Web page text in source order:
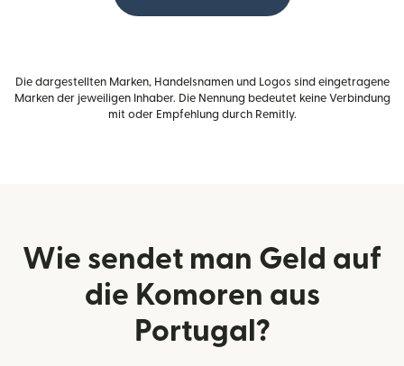
Die dargestellten Marken, Handelsnamen und Logos sind eingetragene
Marken der jeweiligen Inhaber. Die Nennung bedeutet keine Verbindung
mit oder Empfehlung durch Remitly.
Wie sendet man Geld auf
die Komoren aus
Portugal?